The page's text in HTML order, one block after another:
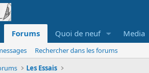
Forums Quoi de neuf Media
Rechercher dans les forums
Les Essais